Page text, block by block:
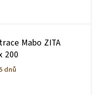
Mabo ZITA
200
dnů